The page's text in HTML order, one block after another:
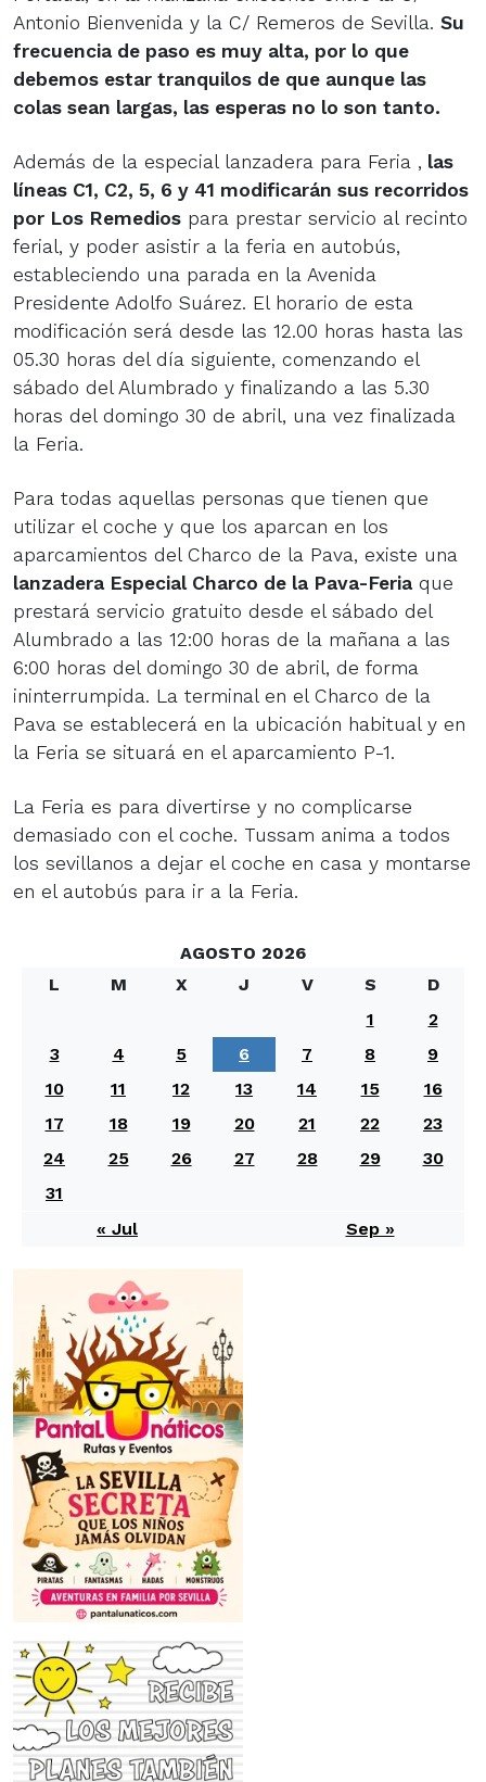
Antonio Bienvenida y la C/ Remeros de Sevilla. Su
frecuencia de paso es muy alta, por lo que
debemos estar tranquilos de que aunque las
colas sean largas, las esperas no lo son tanto.
Además de la especial lanzadera para Feria , las
líneas C1, C2, 5, 6 y 41 modificarán sus recorridos
por Los Remedios para prestar servicio al recinto
ferial, y poder asistir a la feria en autobús,
estableciendo una parada en la Avenida
Presidente Adolfo Suárez. El horario de esta
modificación será desde las 12.00 horas hasta las
05.30 horas del día siguiente, comenzando el
sábado del Alumbrado y finalizando a las 5.30
horas del domingo 30 de abril, una vez finalizada
la Feria.
Para todas aquellas personas que tienen que
utilizar el coche y que los aparcan en los
aparcamientos del Charco de la Pava, existe una
lanzadera Especial Charco de la Pava-Feriaque
prestará servicio gratuito desde el sábado del
Alumbrado a las 12:00 horas de la mañana a las
6:00 horas del domingo 30 de abril, de forma
ininterrumpida. La terminal en el Charco de la
Pava se establecerá en la ubicación habitual y en
la Feria se situará en el aparcamiento P-1.
La Feria es para divertirse y no complicarse
demasiado con el coche. Tussam anima a todos
los sevillanos a dejar el coche en casa y montarse
en el autobús para ir a la Feria.
AGOSTO 2026
L
M X J V S
D
1
2
3
4 5 6 7 8
9
10
11 12 13 14 15
16
17
18 19 20 21 22
23
24
25 26 27 28 29
30
31
« Jul
Sep »